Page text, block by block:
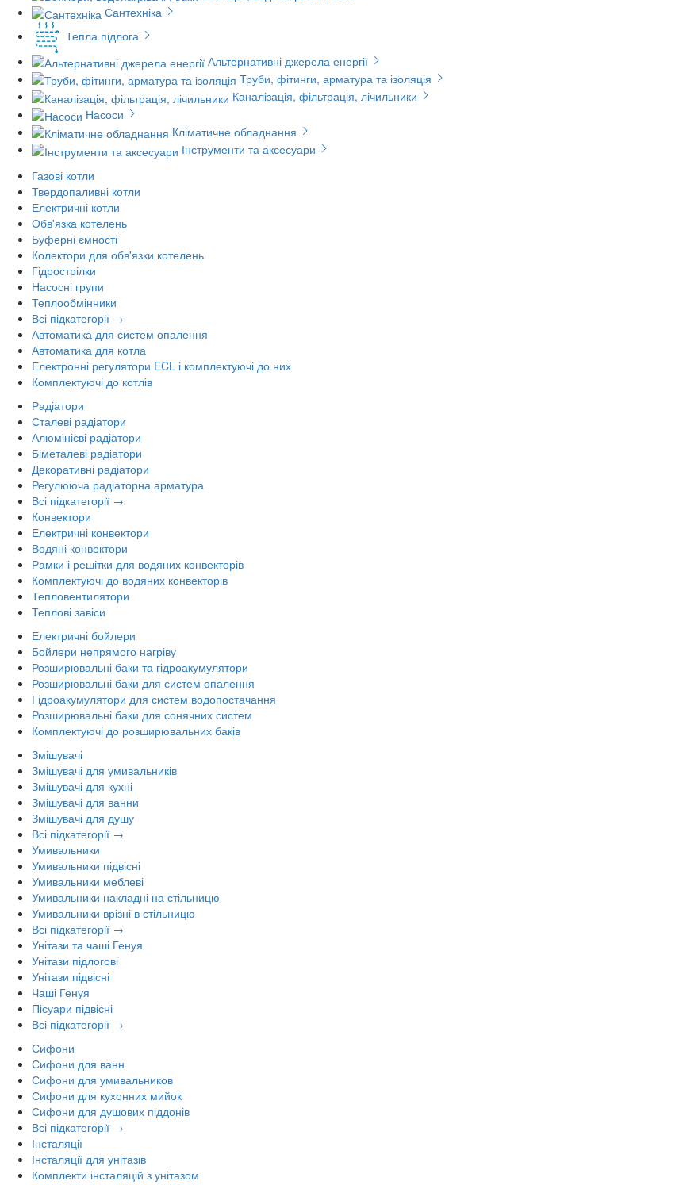
Сантехніка
Тепла підлога
Альтернативні джерела енергії
Труби, фітинги, арматура та ізоляція
Каналізація, фільтрація, лічильники
Насоси
Кліматичне обладнання
Інструменти та аксесуари
Газові котли
Твердопаливні котли
Електричні котли
Обв'язка котелень
Буферні ємності
Колектори для обв'язки котелень
Гідрострілки
Насосні групи
Теплообмінники
Всі підкатегорії →
Автоматика для систем опалення
Автоматика для котла
Електронні регулятори ECL і комплектуючі до них
Комплектуючі до котлів
Радіатори
Сталеві радіатори
Алюмінієві радіатори
Біметалеві радіатори
Декоративні радіатори
Регулююча радіаторна арматура
Всі підкатегорії →
Конвектори
Електричні конвектори
Водяні конвектори
Рамки і решітки для водяних конвекторів
Комплектуючі до водяних конвекторів
Тепловентилятори
Теплові завіси
Електричні бойлери
Бойлери непрямого нагріву
Розширювальні баки та гідроакумулятори
Розширювальні баки для систем опалення
Гідроакумулятори для систем водопостачання
Розширювальні баки для сонячних систем
Комплектуючі до розширювальних баків
Змішувачі
Змішувачі для умивальників
Змішувачі для кухні
Змішувачі для ванни
Змішувачі для душу
Всі підкатегорії →
Умивальники
Умивальники підвісні
Умивальники меблеві
Умивальники накладні на стільницю
Умивальники врізні в стільницю
Всі підкатегорії →
Унітази та чаші Генуя
Унітази підлогові
Унітази підвісні
Чаші Генуя
Пісуари підвісні
Всі підкатегорії →
Сифони
Сифони для ванн
Сифони для умивальников
Сифони для кухонних мийок
Сифони для душових піддонів
Всі підкатегорії →
Інсталяції
Інсталяції для унітазів
Комплекти інсталяцій з унітазом